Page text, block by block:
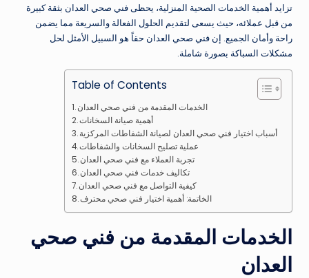
تزايد أهمية الخدمات الصحية المنزلية، يحظى فني صحي العدان بثقة كبيرة
من قبل عملائه، حيث يسعى لتقديم الحلول الفعالة والسريعة مما يضمن
راحة وأمان الجميع. إن فني صحي العدان حقاً هو السبيل الأمثل لحل
مشكلات السباكة بصورة شاملة.
Table of Contents
الخدمات المقدمة من فني صحي العدان
أهمية صيانة السخانات
أسباب اختيار فني صحي العدان لصيانة الشفاطات المركزية
عملية تصليح السخانات والشفاطات
تجربة العملاء مع فني صحي العدان
تكاليف خدمات فني صحي العدان
كيفية التواصل مع فني صحي العدان
الخاتمة: أهمية اختيار فني صحي محترف
الخدمات المقدمة من فني صحي
العدان